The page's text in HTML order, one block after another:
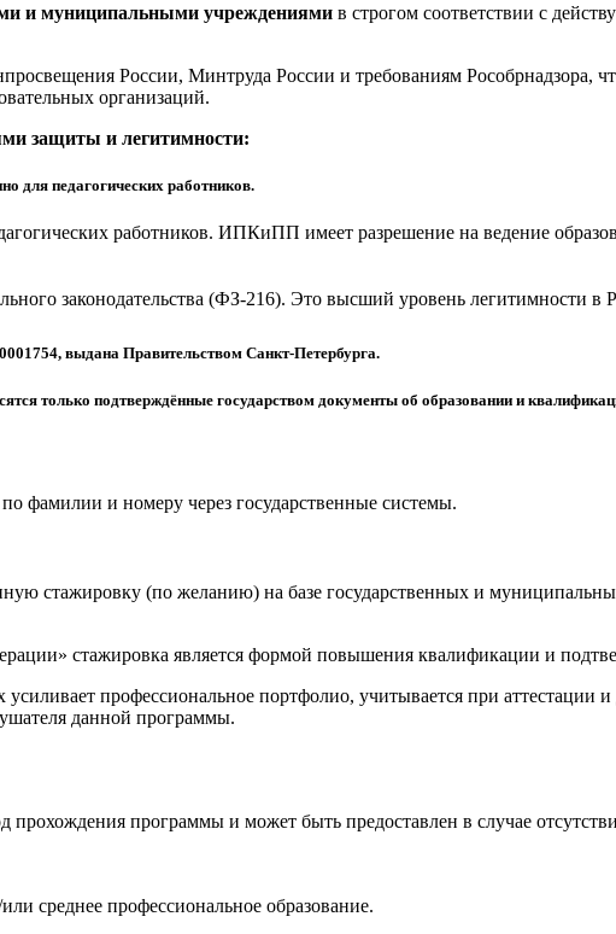
и муниципальными учреждениями в строгом соответствии с
России, Минтруда России и требованиям Рособрнадзора,
организаций.
защиты и легитимности:
для педагогических работников.
работников. ИПКиПП имеет разрешение на ведение
законодательства (ФЗ-216). Это высший уровень легитимности в
выдана Правительством Санкт-Петербурга.
только подтверждённые государством документы об образовании и
фамилии и номеру через государственные системы.
стажировку (по желанию) на базе государственных и
стажировка является формой повышения квалификации и
профессиональное портфолио, учитывается при аттестации
данной программы.
программы и может быть предоставлен в случае
среднее профессиональное образование.